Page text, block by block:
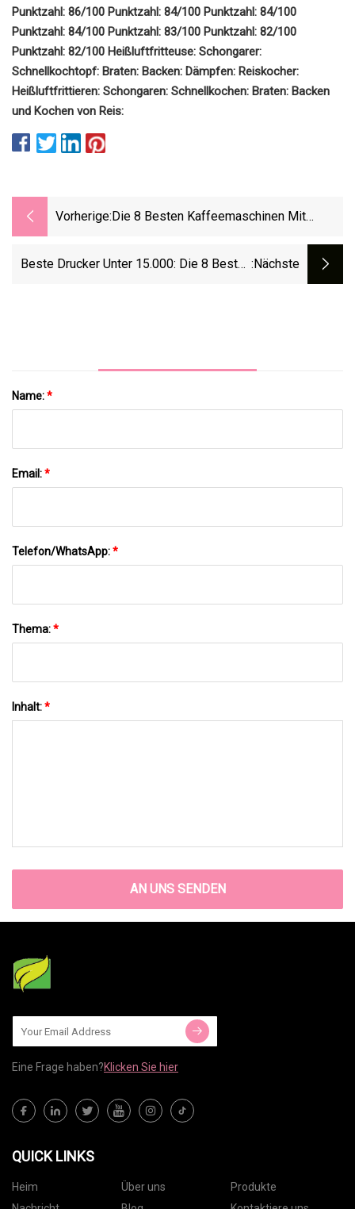
Punktzahl: 86/100 Punktzahl: 84/100 Punktzahl: 84/100
Punktzahl: 84/100 Punktzahl: 83/100 Punktzahl: 82/100
Punktzahl: 82/100 Heißluftfritteuse: Schongarer:
Schnellkochtopf: Braten: Backen: Dämpfen: Reiskocher:
Heißluftfrittieren: Schongaren: Schnellkochen: Braten: Backen
und Kochen von Reis:
Vorherige: Die 8 Besten Kaffeemaschinen Mit
Bewertet
Beste Drucker Unter 15.000: Die 8 Besten :nächste
Name:*
Email:*
Telefon/WhatsApp:*
Thema:*
Inhalt:*
AN UNS SENDEN
Eine Frage haben?Klicken Sie hier
QUICK LINKS
Heim Über uns
Produkte